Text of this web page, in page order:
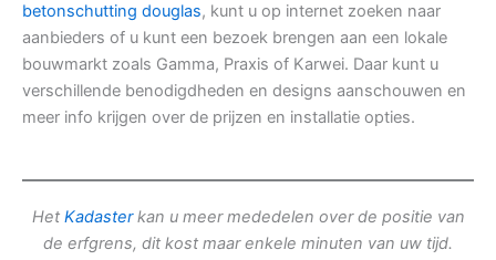
betonschutting douglas, kunt u op internet zoeken naar
aanbieders of u kunt een bezoek brengen aan een lokale
bouwmarkt zoals Gamma, Praxis of Karwei. Daar kunt u
verschillende benodigdheden en designs aanschouwen en
meer info krijgen over de prijzen en installatie opties.
Het Kadasterkan u meer mededelen over de positie van
de erfgrens, dit kost maar enkele minuten van uw tijd.